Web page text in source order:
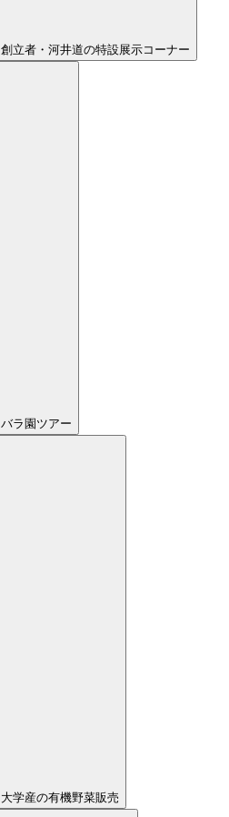
創立者・河井道の特設展示コーナー
バラ園ツアー
大学産の有機野菜販売